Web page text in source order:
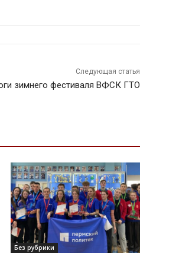
Следующая статья
зимнего фестиваля ВФСК ГТО
Без рубрики